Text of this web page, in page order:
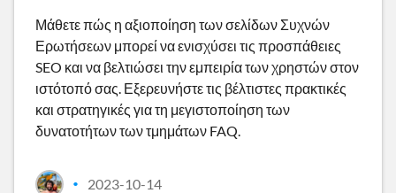
Μάθετε πώς η αξιοποίηση των σελίδων Συχνών
Ερωτήσεων μπορεί να ενισχύσει τις προσπάθειες
SEO και να βελτιώσει την εμπειρία των χρηστών στον
ιστότοπό σας. Εξερευνήστε τις βέλτιστες πρακτικές
και στρατηγικές για τη μεγιστοποίηση των
δυνατοτήτων των τμημάτων FAQ.
• 2023-10-14